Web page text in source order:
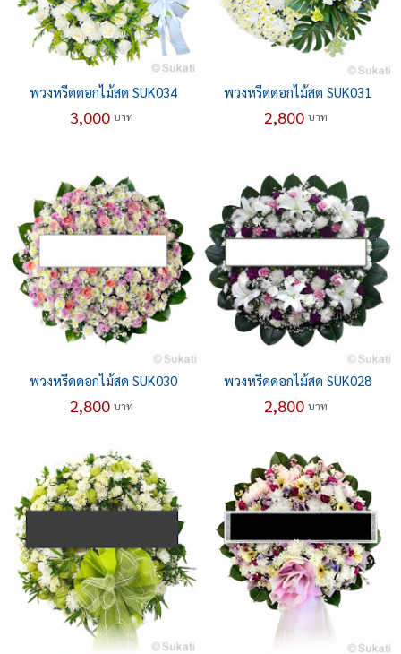
พวงหรีดดอกไม้สด SUK034
3,000 บาท
พวงหรีดดอกไม้สด SUK031
2,800 บาท
พวงหรีดดอกไม้สด SUK030
2,800 บาท
พวงหรีดดอกไม้สด SUK028
2,800 บาท